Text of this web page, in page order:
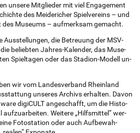
un­se­re Mit­glie­der mit viel En­ga­ge­ment
des Mei­de­ri­cher Spiel­ver­eins – und
Mu­se­ums – auf­merk­sam ge­macht.
Aus­s­tel­lun­gen, die Be­treu­ung der MSV-
be­lieb­ten Jah­res-Ka­len­der, das Mu­se­
Spiel­ta­gen oder das Sta­di­on-Mo­dell un­
wir vom Lan­des­ver­band Rhein­land
un­se­res Archivs er­hal­ten. Davon
di­giCULT an­ge­schafft, um die His­to­
auf­zu­ar­bei­ten. Wei­te­re „Hilfs­mit­tel“ wer­
Fo­to­sta­ti­on oder auch Auf­be­wah­